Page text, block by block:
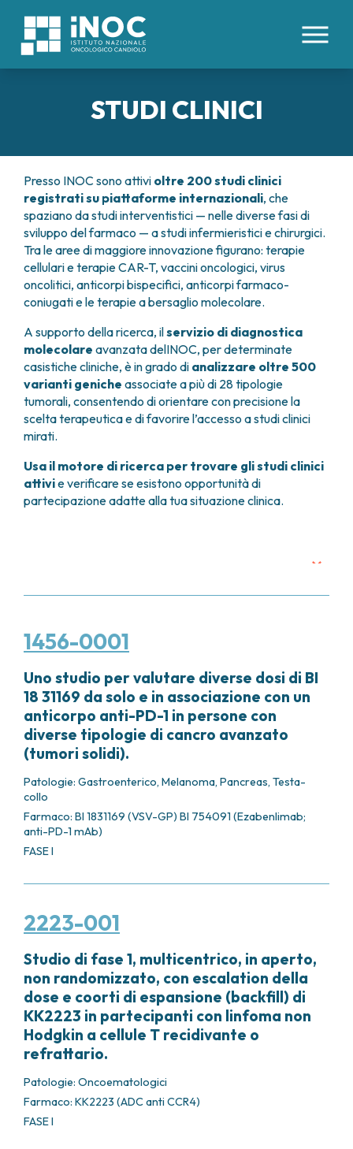
ATTREZZATURE E TECNOLOGIE
ORGANIZZAZIONE
DIREZIONE SANITARIA
COMITATO ETICO
BOARD UTENTI
LAVORA CON NOI
ORGANI INTERNI
TUMORI COLON RETTO
TUMORE ESOFAGO
TUMORI FEGATO
TUMORI PANCREAS
TUMORI PERITONEO
TUMORE POLMONE
TUMORI RENE
TUMORI STOMACO
TUMORI TESTA E COLLO
TUMORI TIROIDE E GHIANDOLE ENDOCRINE
APPARATO GENITALE-RIPRODUTTIVO
ENDOMETRIOSI
TUMORE CERVICE UTERINA
TUMORI ENDOMETRIO
TUMORI MAMMELLA
LEUCEMIE ACUTE
MELANOMI
MESOTELIOMI
METASTASI DEL SISTEMA NERVOSO CENTRALE
MIELOMI
NEOPLASIE MIELODISPLASTICHE
NEOPLASIE MIELOPROLIFERATIVE CRONICHE
SARCOMI E TUMORI RARI
TUMORI OSSEI
DIVISIONI
AREE MEDICHE
CENTRO TRAPIANTI DI CELLULE STAMINALI
EMOPOIETICHE E TERAPIE CELLULARI
DAY HOSPITAL ONCOLOGICO
IMMUNOTERAPIA ONCOLOGICA
MEDICINA INTERNA
ONCOLOGIA MEDICA
AREE CHIRURGICHE
ANESTESIA E RIANIMAZIONE
BREAST UNIT
CENTRO PER I TUMORI DELL’OVAIO
CHIRURGIA PLASTICA RICOSTRUTTIVA
CHIRURGIA TORACICA ONCOLOGICA
CHIRURGIA DEI TUMORI DELLA PELLE
GINECOLOGIA ONCOLOGICA E TUMORI
OTORINOLARINGOIATRIA
DIREZIONE ASSISTENZIALE E TECNICA
ANATOMIA PATOLOGICA
FARMACIA
FISICA SANITARIA
LABORATORIO ANALISI
MEDICINA NUCLEARE
RADIODIAGNOSTICA
RADIOTERAPIA
CONSULENZE
CARDIOLOGIA
PNEUMOLOGIA
PSICOLOGIA
TERAPIA DEL DOLORE E CURE PALLIATIVE
ALTRE CONSULENZE
RICERCA CLINICA
RICERCA CLINICA E INNOVAZIONE
UNITÀ CLINICA DI FASE I
CLINICAL RESEARCH UNIT (CRU)
PROFESSIONISTI
PER I PAZIENTI
CONTATTI
RICOVERI
COME RAGGIUNGERCI
OSPITALITÀ SOLIDALE
ASSISTENTE SOCIALE
CANDIOLO CARES
I VOLONTARI
LISTE D’ATTESA
RICERCA
DIREZIONE SCIENTIFICA
GRANT OFFICE
TECHNOLOGY TRANSFER OFFICE (TTO)
LABORATORI
GENOMICS CENTRE
PROGETTI INTERNAZIONALI
RICERCA ONCOLOGICA
SOSTIENI LA RICERCA
STUDI CLINICI
HOSPICE
NEWS
SOSTIENI LA RICERCA PRENOTA
STUDI CLINICI
Presso INOC sono attivi oltre 200 studi clinici
registrati su piattaforme internazionali, che
spaziano da studi interventistici — nelle diverse fasi di
sviluppo del farmaco — a studi infermieristici e chirurgici.
Tra le aree di maggiore innovazione figurano: terapie
cellulari e terapie CAR-T, vaccini oncologici, virus
oncolitici, anticorpi bispecifici, anticorpi farmaco-
coniugati e le terapie a bersaglio molecolare.
A supporto della ricerca, ilservizio di diagnostica
molecolare avanzata delINOC, per determinate
casistiche cliniche, è in grado di analizzare oltre 500
varianti geniche associate a più di 28 tipologie
tumorali, consentendo di orientare con precisione la
scelta terapeutica e di favorire l’accesso a studi clinici
mirati.
Usa il motore di ricerca per trovare gli studi clinici
attivie verificare se esistono opportunità di
partecipazione adatte alla tua situazione clinica.
1456-0001
Uno studio per valutare diverse dosi di BI
18 31169 da solo e in associazione con un
anticorpo anti-PD-1 in persone con
diverse tipologie di cancro avanzato
(tumori solidi).
Patologie: Gastroenterico, Melanoma, Pancreas, Testa-
collo
Farmaco: BI 1831169 (VSV-GP) BI 754091 (Ezabenlimab;
anti-PD-1 mAb)
FASE I
2223-001
Studio di fase 1, multicentrico, in aperto,
non randomizzato, con escalation della
dose e coorti di espansione (backfill) di
KK2223 in partecipanti con linfoma non
Hodgkin a cellule T recidivante o
refrattario.
Patologie: Oncoematologici
Farmaco: KK2223 (ADC anti CCR4)
FASE I